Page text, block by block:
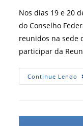
Nos dias 19 e 20
do Conselho
reunidos na sede
participar da
Continue Lendo